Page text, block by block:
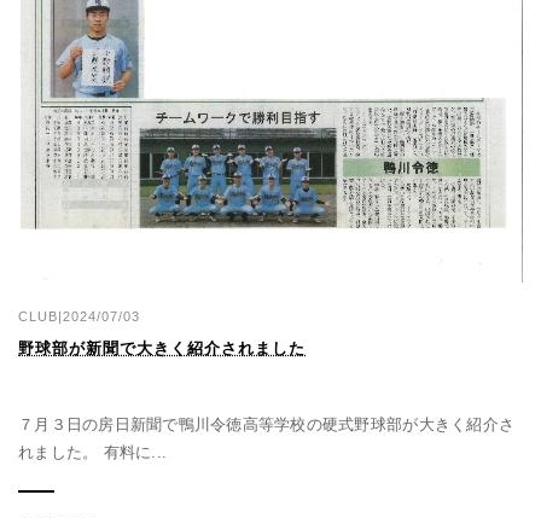
CLUB|2024/07/03
野球部が新聞で大きく紹介されました
７月３日の房日新聞で鴨川令徳高等学校の硬式野球部が大きく紹介さ
れました。 有料に...